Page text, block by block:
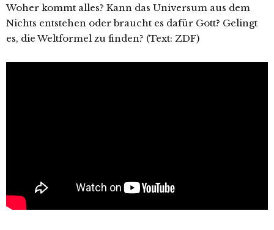
Woher kommt alles? Kann das Universum aus dem
Nichts entstehen oder braucht es dafür Gott? Gelingt
es, die Weltformel zu finden? (Text: ZDF)